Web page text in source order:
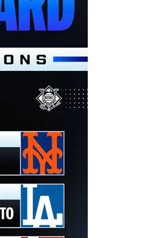
ください・・・」→「」
」サンタ映画最大の設定の
日本人の姿に世界が衝撃
外が大騒ぎ
臓発作グリル』、そこで本当に
患者を守った医師たちの対応ぶ
砂糖水を注入していただけなの